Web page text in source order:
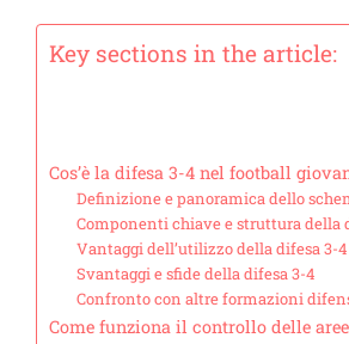
Key sections in the article:
Cos’è la difesa 3-4 nel football
Definizione e panoramica dello
Componenti chiave e struttura della
Vantaggi dell’utilizzo della difesa 3-
Svantaggi e sfide della difesa 3-4
Confronto con altre formazioni
Come funziona il controllo delle